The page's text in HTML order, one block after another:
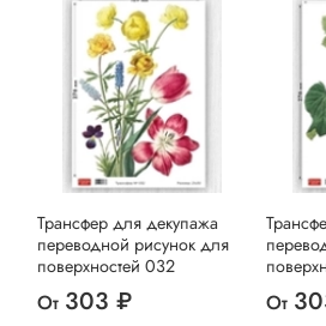
Трансфер для декупажа
переводной рисунок для
поверхностей 032
От 303 ₽ От